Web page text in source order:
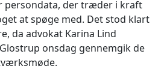
persondata, der træder i kraft
at spøge med. Det stod klart
da advokat Karina Lind
onsdag gennemgik de